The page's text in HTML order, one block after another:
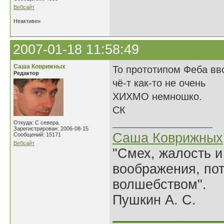
Вебсайт
Неактивен
2007-01-18 11:58:49
Саша Коврижных
Редактор
Откуда: С севера.
Зарегистрирован: 2006-08-15
Сообщений: 15171
Вебсайт
То прототипом Феба
чё-т как-то не очень
ХИХМО немношко.
СК
Саша Коврижных
"Смех, жалость
воображения,
волшебством".
Пушкин А. С.